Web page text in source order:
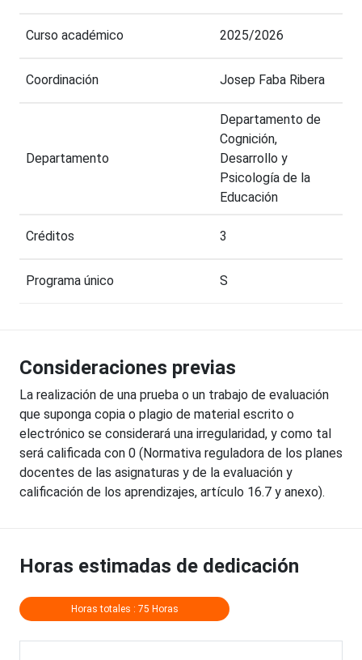
Curso académico 2025/2026
Coordinación Josep Faba Ribera
Departamento
Departamento de
Cognición,
Desarrollo y
Psicología de la
Educación
Créditos 3
Programa único S
Consideraciones previas
La realización de una prueba o un trabajo de evaluación
que suponga copia o plagio de material escrito o
electrónico se considerará una irregularidad, y como tal
será calificada con 0 (Normativa reguladora de los planes
docentes de las asignaturas y de la evaluación y
calificación de los aprendizajes, artículo 16.7 y anexo).
Horas estimadas de dedicación
Horas totales : 75 Horas